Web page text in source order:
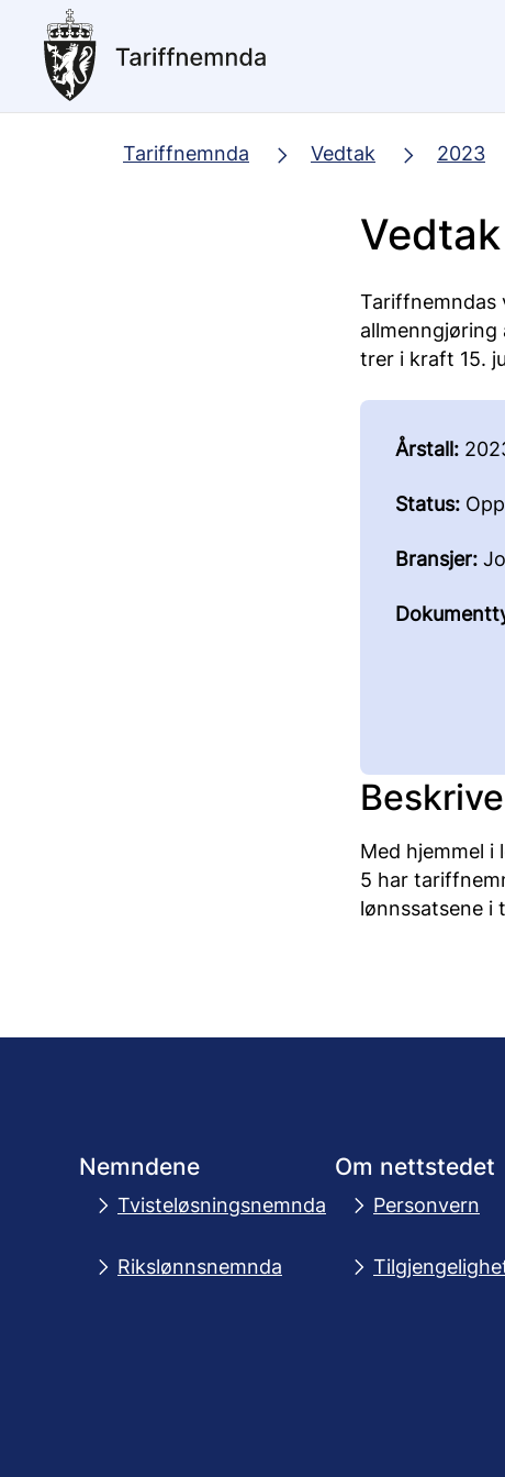
hovedinnhold
Tariffnemnda Vedtak 2023
Tariffnemndas
trer i kraft 15.
Årstall:
Status:
Bransjer:
Med hjemmel i
5 har
lønnssatsene i
Nemndene
Tvisteløsningsnemnda
Rikslønnsnemnda
Om nettstedet
Personvern